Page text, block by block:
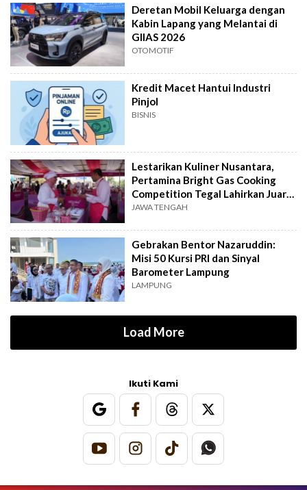
Deretan Mobil Keluarga dengan
Kabin Lapang yang Melantai di
GIIAS 2026
OTOMOTIF
Kredit Macet Hantui Industri
Pinjol
BISNIS
Lestarikan Kuliner Nusantara,
Pertamina Bright Gas Cooking
Competition Tegal Lahirkan Juara
Baru
JAWA TENGAH
Gebrakan Bentor Nazaruddin:
Misi 50 Kursi PRI dan Sinyal
Barometer Lampung
LAMPUNG
Load More
Ikuti Kami